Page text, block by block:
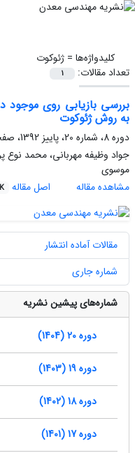
کلیدواژه‌ها =ژئوکوت
تعداد مقالات:
1
بررسی بازیابی روی
به روش ژئوکوت
دوره 8، شماره 20، پاییز 1392، صفحه
جواد وظیفه مهربانی، محمد نوع
موسوی
مشاهده مقاله
اصل مقاله
مقالات آماده انتشار
شماره جاری
شماره‌های پیشین نشریه
دوره 20 (1404)
دوره 19 (1403)
دوره 18 (1402)
دوره 17 (1401)